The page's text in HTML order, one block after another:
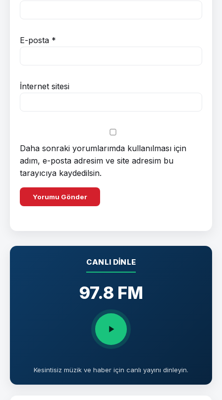
E-posta *
İnternet sitesi
Daha sonraki yorumlarımda kullanılması için
adım, e-posta adresim ve site adresim bu
tarayıcıya kaydedilsin.
CANLI DINLE
97.8 FM
Kesintisiz müzik ve haber için canlı yayını dinleyin.